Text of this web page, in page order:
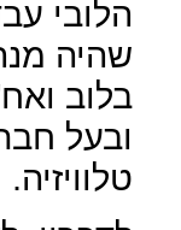
הלובי
שהיה
בלוב
ובעל
טלוויזיה.